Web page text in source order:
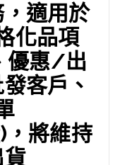
適用於
化品項
優惠/出
客戶、
，將維持